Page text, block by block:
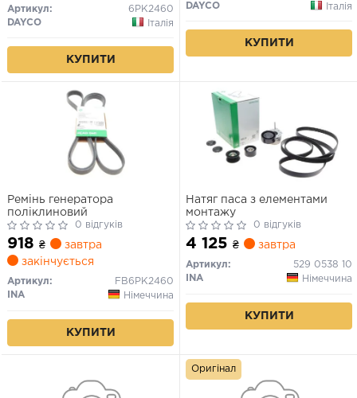
Артикул:
6PK2460
DAYCO
Італія
КУПИТИ
DAYCO
Італія
КУПИТИ
Ремінь генератора
поліклиновий
0 відгуків
918 ₴
завтра
закінчується
Артикул:
FB6PK2460
INA
Німеччина
КУПИТИ
Натяг паса з елементами
монтажу
0 відгуків
4 125 ₴ завтра
Артикул:
529 0538 10
INA
Німеччина
КУПИТИ
Оригінал